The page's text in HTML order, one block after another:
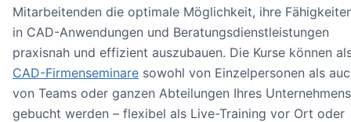
Mitarbeitenden die optimale Möglichkeit, ihre
in CAD-Anwendungen und Beratungsdienstleistungen
praxisnah und effizient auszubauen. Die Kurse können
CAD-Firmenseminare sowohl von Einzelpersonen als
von Teams oder ganzen Abteilungen Ihres Unternehmens
gebucht werden – flexibel als Live-Training vor Ort oder